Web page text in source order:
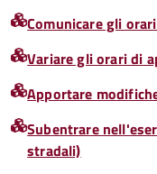
Comunicare gli
Variare gli orari di
Apportare
Subentrare
stradali)